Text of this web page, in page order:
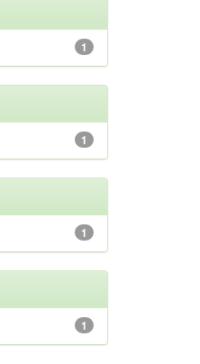
1
1
1
1